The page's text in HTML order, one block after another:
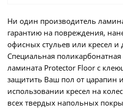
Ни один производитель
гарантию на повреждения,
офисных стульев или кресел и
Специальная
ламината Protector Floor с
защитить Ваш пол от царапин
использовании кресел на
всех твердых напольных